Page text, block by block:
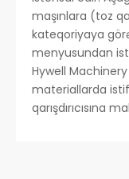
maşınlara (toz
kateqoriyaya
menyusundan
Hywell
materiallarda
qarışdırıcısına